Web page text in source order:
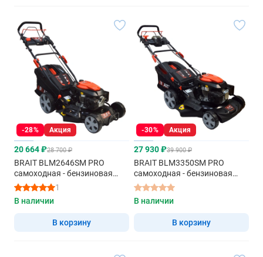
-28% Акция
20 664 ₽28 700 ₽
BRAIT BLM2646SM PRO
самоходная - бензиновая
газонокосилка
1
В наличии
В корзину
-30% Акция
27 930 ₽39 900 ₽
BRAIT BLM3350SM PRO
самоходная - бензиновая
газонокосилка
В наличии
В корзину